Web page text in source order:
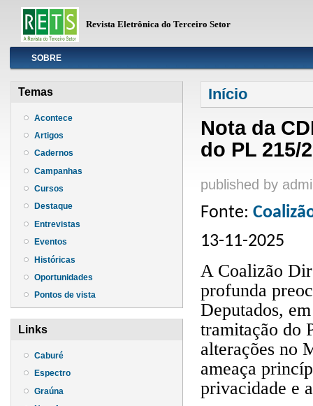
Revista Eletrônica do Terceiro Setor
InfoSOBRE
Temas
Acontece
Artigos
Cadernos
Campanhas
Cursos
Destaque
Entrevistas
Eventos
Históricas
Oportunidades
Pontos de vista
Links
Caburé
Espectro
Graúna
Você está aqui
Início
Nota da
do PL 215/
published by
Fonte:
13-11-2025
A Coalizão
profunda
Deputados,
tramitação do
alterações no
ameaça
privacidade e